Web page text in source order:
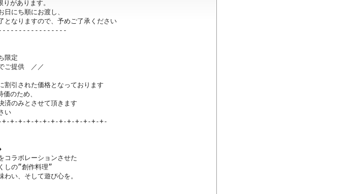
があります。
にち順にお渡し、
となりますので、予めご了承ください
定
ご提供　／／
割引された価格となっております
のため、
済のみとさせて頂きます
い
+-+-+-+-+-+-+-+-+-+-+-+-
コラボレーションさせた
しの”創作料理”
わい、そして遊び心を。